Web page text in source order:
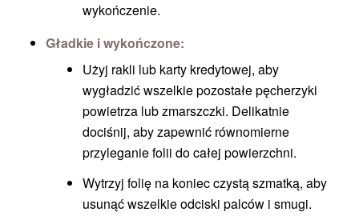
wykończenie.
Gładkie i wykończone:
Użyj rakli lub karty kredytowej, aby
wygładzić wszelkie pozostałe pęcherzyki
powietrza lub zmarszczki. Delikatnie
dociśnij, aby zapewnić równomierne
przyleganie folii do całej powierzchni.
Wytrzyj folię na koniec czystą szmatką, aby
usunąć wszelkie odciski palców i smugi.